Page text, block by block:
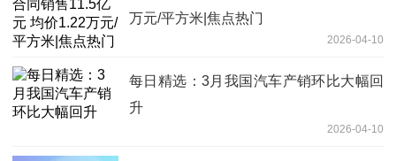
万元/平方米|焦点热门
2026-04-10
每日精选：3月我国汽车产销环比大幅回
升
2026-04-10